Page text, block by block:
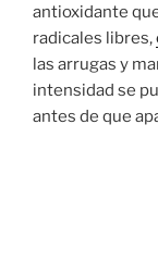
antioxidante
radicales libres,
las arrugas y
intensidad se
antes de que